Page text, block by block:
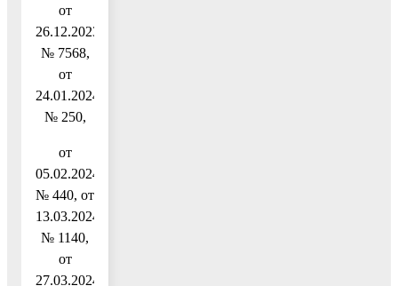
от
26.12.2023
№ 7568,
от
24.01.2024
№ 250,
от
05.02.2024
№ 440, от
13.03.2024
№ 1140,
от
27.03.2024